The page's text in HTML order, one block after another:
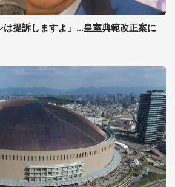
提訴しますよ」...皇室典範改正案に